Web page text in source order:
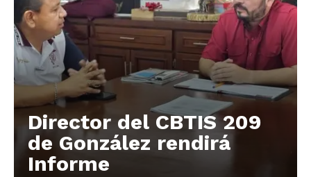
Director del CBTIS 209
de González rendirá
Informe